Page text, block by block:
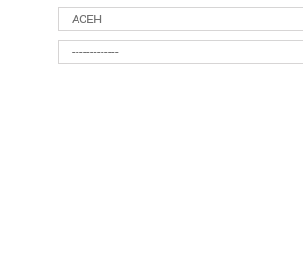
ACEH
-------------